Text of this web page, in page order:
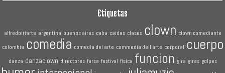
Etiquetas
alfredoiriarte argentina buenos aires caba caidas clases clown clown comediante
colombia comedia comedia del arte commedia dell arte corporal cuerpo
danza danzaclown directores farsa festival fisica funcion gira giras golpes